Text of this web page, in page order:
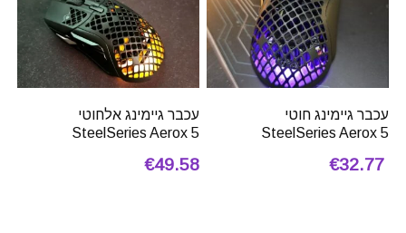
עכבר גיימינג חוטי
SteelSeries Aerox 5
€32.77
עכבר גיימינג אלחוטי
SteelSeries Aerox 5
€49.58